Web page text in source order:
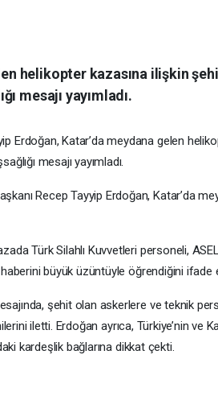
helikopter kazasına ilişkin
mesajı yayımladı.
Erdoğan, Katar’da meydana gelen
mesajı yayımladı.
Recep Tayyip Erdoğan, Katar’da
Türk Silahlı Kuvvetleri personeli,
büyük üzüntüyle öğrendiğini ifade
şehit olan askerlere ve teknik
iletti. Erdoğan ayrıca, Türkiye’nin ve
kardeşlik bağlarına dikkat çekti.